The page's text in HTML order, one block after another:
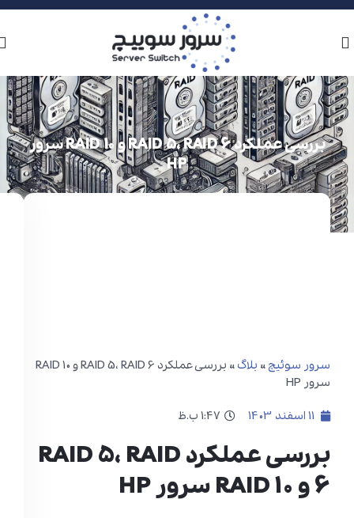
بررسی عملکرد RAID 5، RAID 6 و RAID 10 سرور
HP
11 اسفند 1403
سرور سوئیچ » بلاگ »
بررسی عملکرد RAID 5، RAID 6 و RAID 10
سرور HP
11 اسفند 1403 1:47 ب.ظ
بررسی عملکرد RAID 5، RAID
6 و RAID 10 سرور HP